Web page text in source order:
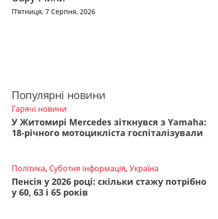
П’ятниця, 7 Серпня, 2026
Популярні новини
Гарячі новини
У Житомирі Mercedes зіткнувся з Yamaha:
18-річного мотоцикліста госпіталізували
Політика, Суботня інформація, Україна
Пенсія у 2026 році: скільки стажу потрібно
у 60, 63 і 65 років